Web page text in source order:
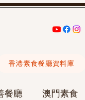
餐廳 澳門素食
香港素食餐廳資料庫